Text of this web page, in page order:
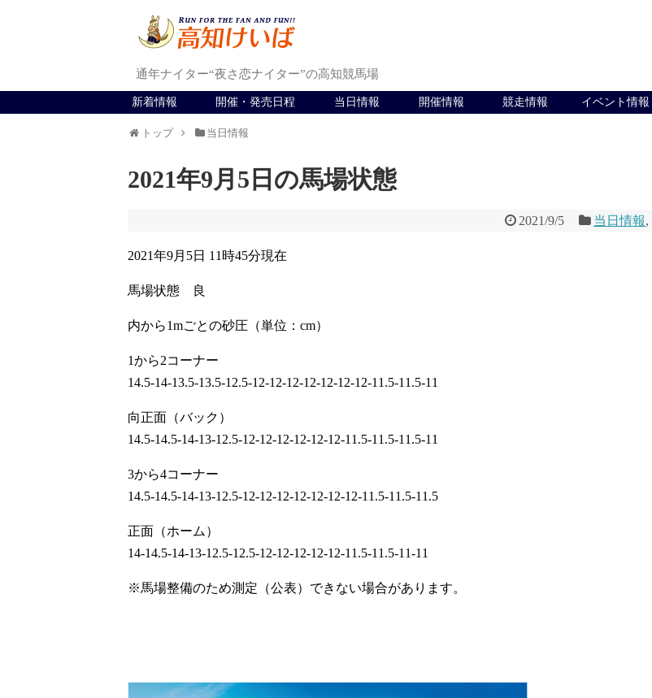
通年ナイター“夜さ恋ナイター”の高知競馬場
新着情報 開催・発売日程 当日情報 開催情報 競走情報 イベント情報
トップ 当日情報
2021年9月5日の馬場状態
2021/9/5 当日情報,
2021年9月5日 11時45分現在
馬場状態 良
内から1mごとの砂圧（単位：cm）
1から2コーナー
14.5-14-13.5-13.5-12.5-12-12-12-12-12-12-12-11.5-11.5-11
向正面（バック）
14.5-14.5-14-13-12.5-12-12-12-12-12-12-11.5-11.5-11.5-11
3から4コーナー
14.5-14.5-14-13-12.5-12-12-12-12-12-12-12-11.5-11.5-11.5
正面（ホーム）
14-14.5-14-13-12.5-12.5-12-12-12-12-12-11.5-11.5-11-11
※馬場整備のため測定（公表）できない場合があります。